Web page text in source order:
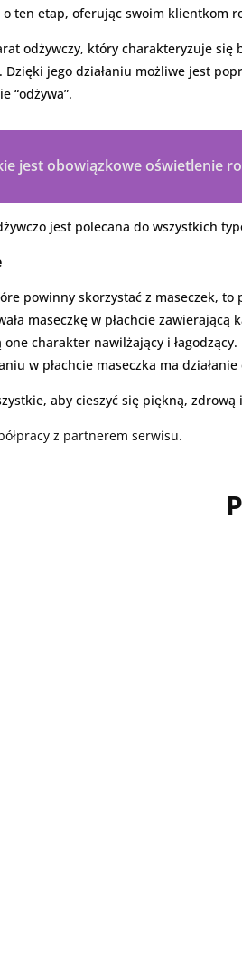
o ten etap, oferując swoim klientkom
odżywczy, który charakteryzuje się
jego działaniu możliwe jest
“odżywa”.
jest obowiązkowe oświetlenie
jest polecana do wszystkich
powinny skorzystać z maseczek,
maseczkę w płachcie
charakter nawilżający i
w płachcie maseczka ma
aby cieszyć się piękną,
z partnerem serwisu.